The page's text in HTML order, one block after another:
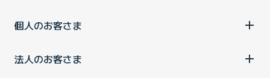
個人のお客さま
法人のお客さま